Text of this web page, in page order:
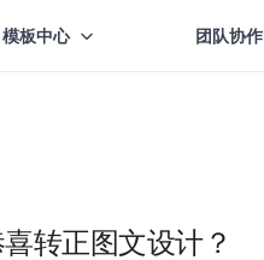
模板中心 团队协作
转正图文设计？